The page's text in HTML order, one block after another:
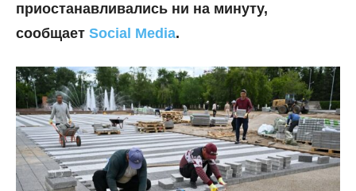
приостанавливались ни на минуту,
сообщает Social Media.